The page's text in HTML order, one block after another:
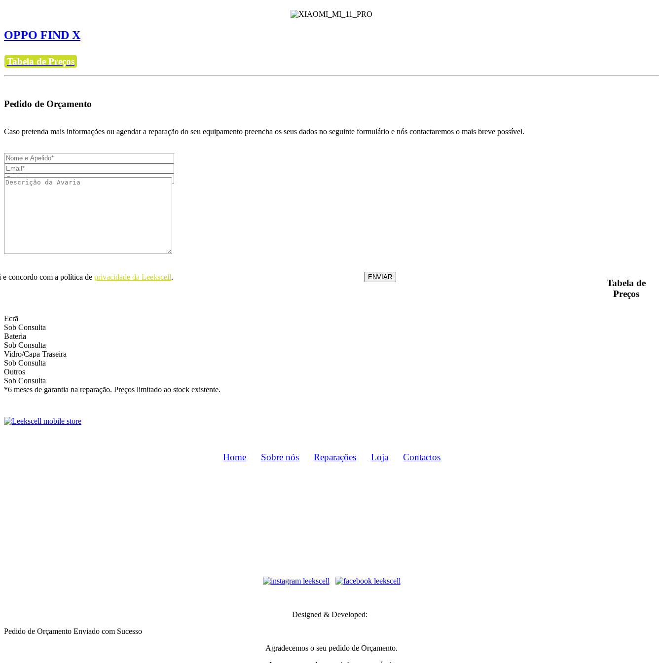
OPPO FIND X
Tabela de Preços
Pedido de Orçamento
Caso pretenda mais informações ou agendar a reparação do seu equipamento preencha os seus dados no seguinte formulário e nós contactaremos o mais breve possível.
e concordo com a política deprivacidade da Leekscell.
Tabela de
Preços
Ecrã
Sob Consulta
Bateria
Sob Consulta
Vidro/Capa Traseira
Sob Consulta
Outros
Sob Consulta
*6 meses de garantia na reparação. Preços limitado ao stock existente.
Home Sobre nós Reparações Loja Contactos
Designed & Developed:
Pedido de Orçamento Enviado com Sucesso
Agradecemos o seu pedido de Orçamento.